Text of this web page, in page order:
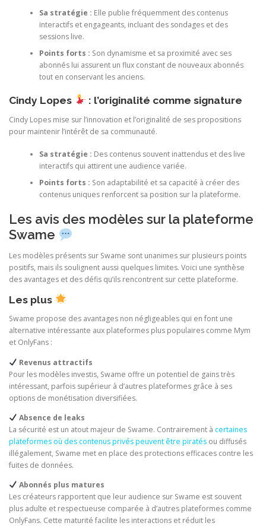
Sa stratégie : Elle publie fréquemment des contenus
interactifs et engageants, incluant des sondages et des
sessions live.
Points forts : Son dynamisme et sa proximité avec ses
abonnés lui assurent un flux constant de nouveaux abonnés
tout en conservant les anciens.
Cindy Lopes : l’originalité comme signature
Cindy Lopes mise sur l’innovation et l’originalité de ses propositions
pour maintenir l’intérêt de sa communauté.
Sa stratégie : Des contenus souvent inattendus et des live
interactifs qui attirent une audience variée.
Points forts : Son adaptabilité et sa capacité à créer des
contenus uniques renforcent sa position sur la plateforme.
Les avis des modèles sur la plateforme
Swame
Les modèles présents sur Swame sont unanimes sur plusieurs points
positifs, mais ils soulignent aussi quelques limites. Voici une synthèse
des avantages et des défis qu’ils rencontrent sur cette plateforme.
Les plus
Swame propose des avantages non négligeables qui en font une
alternative intéressante aux plateformes plus populaires comme Mym
et OnlyFans :
Revenus attractifs
Pour les modèles investis, Swame offre un potentiel de gains très
intéressant, parfois supérieur à d’autres plateformes grâce à ses
options de monétisation diversifiées.
Absence de leaks
La sécurité est un atout majeur de Swame. Contrairement à certaines
plateformes où des contenus privés peuvent être piratés ou diffusés
illégalement, Swame met en place des protections efficaces contre les
fuites de données.
Abonnés plus matures
Les créateurs rapportent que leur audience sur Swame est souvent
plus adulte et respectueuse comparée à d’autres plateformes comme
OnlyFans. Cette maturité facilite les interactions et réduit les